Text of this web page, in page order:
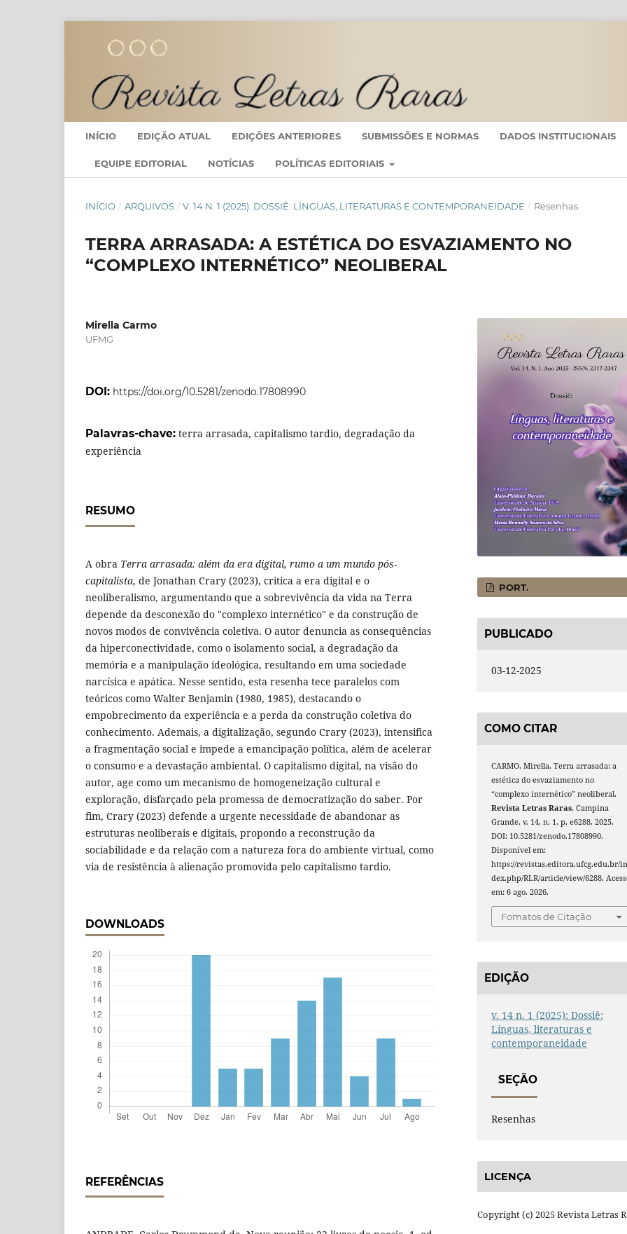
INÍCIO EDIÇÃO ATUAL EDIÇÕES ANTERIORES SUBMISSÕES E NORMAS DADOS INSTITUCIONAIS
EQUIPE EDITORIAL NOTÍCIAS POLÍTICAS EDITORIAIS
INÍCIO / ARQUIVOS / V. 14 N. 1 (2025): DOSSIÊ: LÍNGUAS, LITERATURAS E CONTEMPORANEIDADE / Resenhas
TERRA ARRASADA: A ESTÉTICA DO ESVAZIAMENTO NO
“COMPLEXO INTERNÉTICO” NEOLIBERAL
Mirella Carmo
UFMG
DOI: https://doi.org/10.5281/zenodo.17808990
Palavras-chave: terra arrasada, capitalismo tardio, degradação da
experiência
RESUMO
A obra Terra arrasada: além da era digital, rumo a um mundo pós-
capitalista, de Jonathan Crary (2023), critica a era digital e o
neoliberalismo, argumentando que a sobrevivência da vida na Terra
depende da desconexão do "complexo internético" e da construção de
novos modos de convivência coletiva. O autor denuncia as consequências
da hiperconectividade, como o isolamento social, a degradação da
memória e a manipulação ideológica, resultando em uma sociedade
narcísica e apática. Nesse sentido, esta resenha tece paralelos com
teóricos como Walter Benjamin (1980, 1985), destacando o
empobrecimento da experiência e a perda da construção coletiva do
conhecimento. Ademais, a digitalização, segundo Crary (2023), intensifica
a fragmentação social e impede a emancipação política, além de acelerar
o consumo e a devastação ambiental. O capitalismo digital, na visão do
autor, age como um mecanismo de homogeneização cultural e
exploração, disfarçado pela promessa de democratização do saber. Por
fim, Crary (2023) defende a urgente necessidade de abandonar as
estruturas neoliberais e digitais, propondo a reconstrução da
sociabilidade e da relação com a natureza fora do ambiente virtual, como
via de resistência à alienação promovida pelo capitalismo tardio.
DOWNLOADS
REFERÊNCIAS
PORT.
PUBLICADO
03-12-2025
COMO CITAR
CARMO, Mirella. Terra arrasada: a
estética do esvaziamento no
“complexo internético” neoliberal.
Revista Letras Raras, Campina
Grande, v. 14, n. 1, p. e6288, 2025.
DOI: 10.5281/zenodo.17808990.
Disponível em:
https://revistas.editora.ufcg.edu.br/in
dex.php/RLR/article/view/6288.
em: 6 ago. 2026.
Fomatos de Citação
EDIÇÃO
v. 14 n. 1 (2025): Dossiê:
Línguas, literaturas e
contemporaneidade
SEÇÃO
Resenhas
LICENÇA
Copyright (c) 2025 Revista Letras